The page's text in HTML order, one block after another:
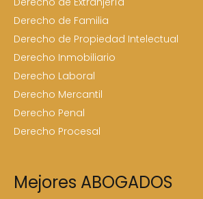
Derecho de Familia
Derecho de Propiedad Intelectual
Derecho Inmobiliario
Derecho Laboral
Derecho Mercantil
Derecho Penal
Derecho Procesal
Mejores ABOGADOS